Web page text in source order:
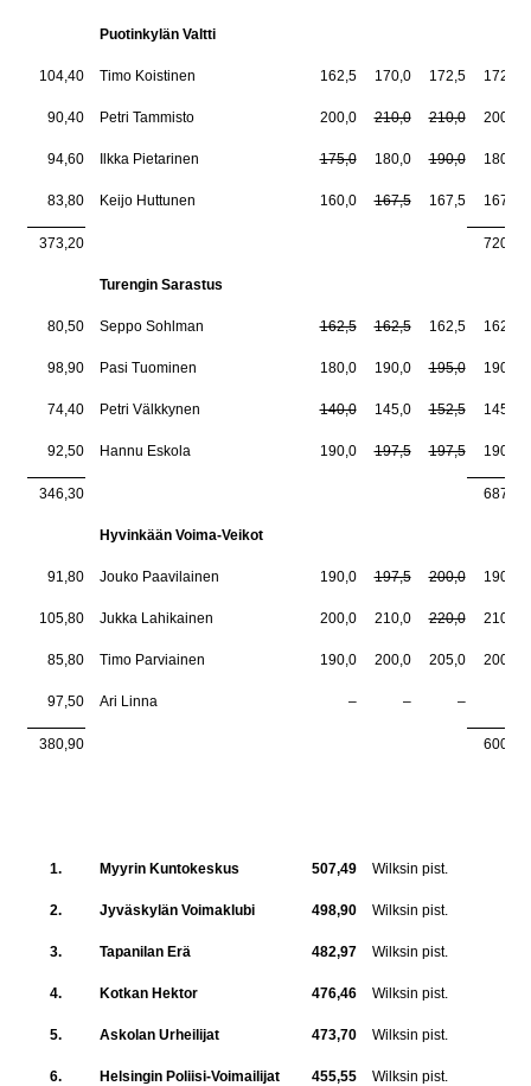
Puotinkylän Valtti
104,40 Timo Koistinen 162,5 170,0 172,5 172,5
90,40 Petri Tammisto 200,0 210,0 210,0 200,0
94,60 Ilkka Pietarinen 175,0 180,0 190,0 180,0
83,80 Keijo Huttunen 160,0 167,5 167,5 167,5
373,20 720,0
Turengin Sarastus
80,50 Seppo Sohlman 162,5 162,5 162,5 162,5
98,90 Pasi Tuominen 180,0 190,0 195,0 190,0
74,40 Petri Välkkynen 140,0 145,0 152,5 145,0
92,50 Hannu Eskola 190,0 197,5 197,5 190,0
346,30 687,5
Hyvinkään Voima-Veikot
91,80 Jouko Paavilainen 190,0 197,5 200,0 190,0
105,80 Jukka Lahikainen 200,0 210,0 220,0 210,0
85,80 Timo Parviainen 190,0 200,0 205,0 200,0
97,50 Ari Linna – – –
380,90 600,0
1. Myyrin Kuntokeskus 507,49 Wilksin pist.
2. Jyväskylän Voimaklubi 498,90 Wilksin pist.
3. Tapanilan Erä 482,97 Wilksin pist.
4. Kotkan Hektor 476,46 Wilksin pist.
5. Askolan Urheilijat 473,70 Wilksin pist.
6. Helsingin Poliisi-Voimailijat 455,55 Wilksin pist.